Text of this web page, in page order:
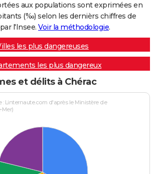
aux populations sont exprimées en
(‰) selon les dernièrs chiffres de
l'Insee. Voir la méthodologie.
les plus dangereuses
les plus dangereux
et délits à Chérac
: Linternaute.com d'après le Ministère de
Mer)